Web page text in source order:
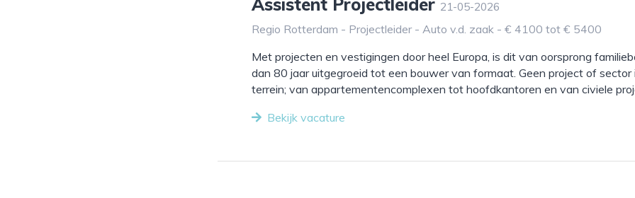
21-05-2026
Regio Rotterdam - Projectleider - Auto v.d. zaak - € 4100 tot € 5400
Met projecten en vestigingen door heel Europa, is dit van oorsprong
dan 80 jaar uitgegroeid tot een bouwer van formaat. Geen project of sector
terrein; van appartementencomplexen tot hoofdkantoren en van civiele
Bekijk vacature